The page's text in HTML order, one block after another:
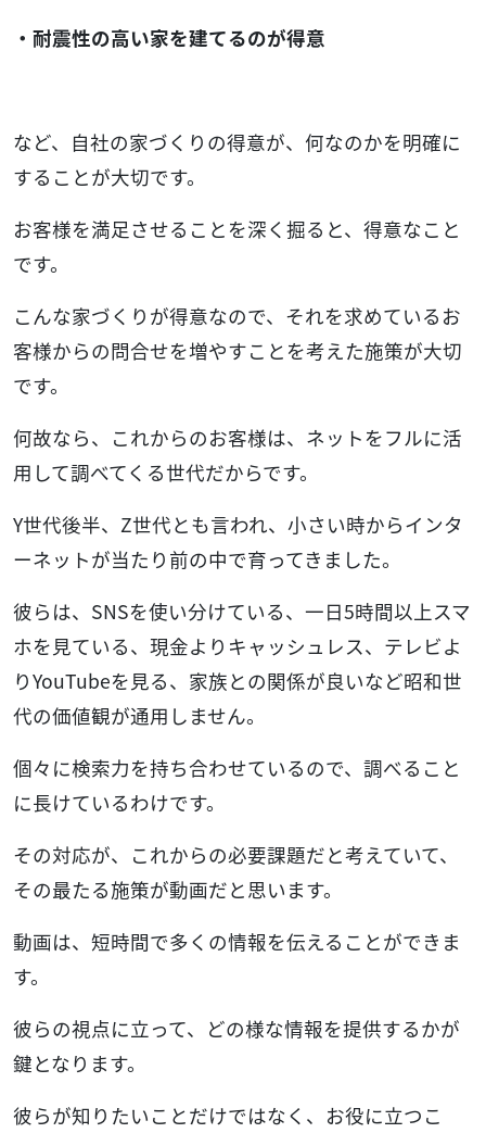
・耐震性の高い家を建てるのが得意
など、自社の家づくりの得意が、何なのかを明確に
することが大切です。
お客様を満足させることを深く掘ると、得意なこと
です。
こんな家づくりが得意なので、それを求めているお
客様からの問合せを増やすことを考えた施策が大切
です。
何故なら、これからのお客様は、ネットをフルに活
用して調べてくる世代だからです。
Y世代後半、Z世代とも言われ、小さい時からインタ
ーネットが当たり前の中で育ってきました。
彼らは、SNSを使い分けている、一日5時間以上スマ
ホを見ている、現金よりキャッシュレス、テレビよ
りYouTubeを見る、家族との関係が良いなど昭和世
代の価値観が通用しません。
個々に検索力を持ち合わせているので、調べること
に長けているわけです。
その対応が、これからの必要課題だと考えていて、
その最たる施策が動画だと思います。
動画は、短時間で多くの情報を伝えることができま
す。
彼らの視点に立って、どの様な情報を提供するかが
鍵となります。
彼らが知りたいことだけではなく、お役に立つこ